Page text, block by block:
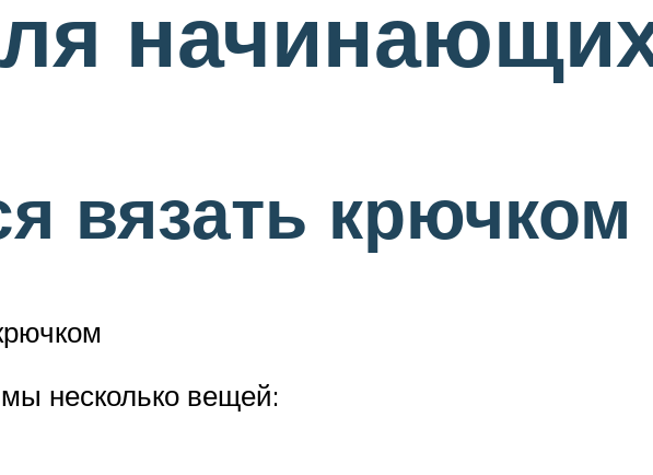
вязать
несколько вещей: